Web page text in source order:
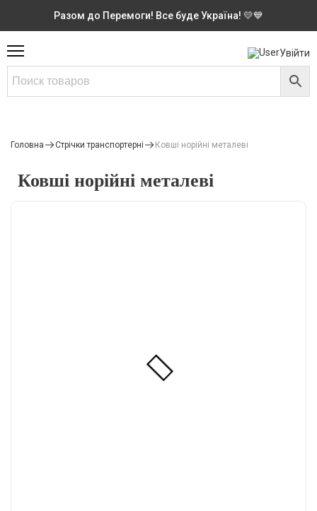
Разом до Перемоги! Все буде Україна! 💛💙
Увійти
Головна Стрічки транспортерні Ковші норійні металеві
Ковші норійні металеві